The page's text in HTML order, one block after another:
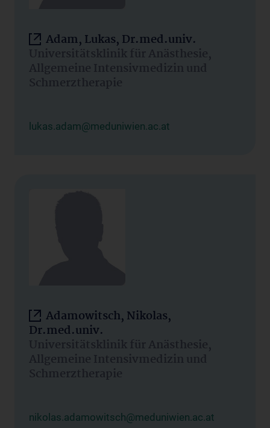
Adam, Lukas, Dr.med.univ.
Universitätsklinik für Anästhesie,
Allgemeine Intensivmedizin und
Schmerztherapie
lukas.adam@meduniwien.ac.at
Adamowitsch, Nikolas,
Dr.med.univ.
Universitätsklinik für Anästhesie,
Allgemeine Intensivmedizin und
Schmerztherapie
nikolas.adamowitsch@meduniwien.ac.at